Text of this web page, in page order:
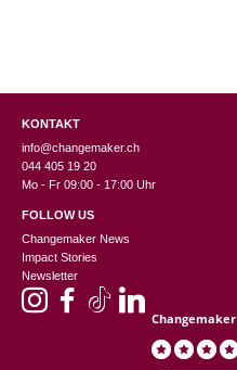
KONTAKT
info@changemaker.ch
044 405 19 20
Mo - Fr 09:00 - 17:00 Uhr
FOLLOW US
Changemaker News
Impact Stories
Newsletter
Changemaker